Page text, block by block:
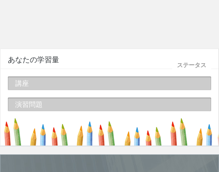
ステータス
あなたの学習量
講座
演習問題